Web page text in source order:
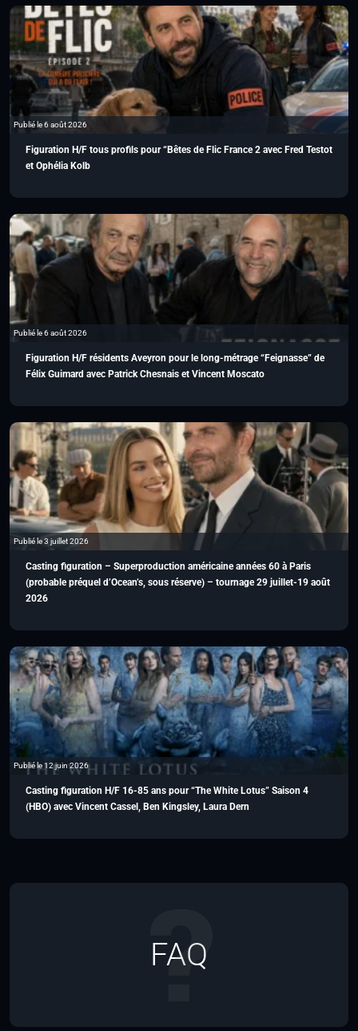
Publié le 6 août 2026
Figuration H/F tous profils pour “Bêtes de Flic France 2 avec Fred Testot
et Ophélia Kolb
Publié le 6 août 2026
Figuration H/F résidents Aveyron pour le long-métrage “Feignasse” de
Félix Guimard avec Patrick Chesnais et Vincent Moscato
Publié le 3 juillet 2026
Casting figuration – Superproduction américaine années 60 à Paris
(probable préquel d’Ocean’s, sous réserve) – tournage 29 juillet-19 août
2026
Publié le 12 juin 2026
Casting figuration H/F 16-85 ans pour “The White Lotus” Saison 4
(HBO) avec Vincent Cassel, Ben Kingsley, Laura Dern
FAQ